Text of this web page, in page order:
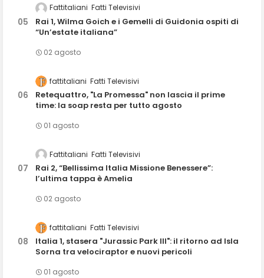
Fattitaliani Fatti Televisivi
Rai 1, Wilma Goich e i Gemelli di Guidonia ospiti di
“Un’estate italiana”
02 agosto
fattitaliani Fatti Televisivi
Retequattro, "La Promessa" non lascia il prime
time: la soap resta per tutto agosto
01 agosto
Fattitaliani Fatti Televisivi
Rai 2, “Bellissima Italia Missione Benessere”:
l’ultima tappa è Amelia
02 agosto
fattitaliani Fatti Televisivi
Italia 1, stasera "Jurassic Park III": il ritorno ad Isla
Sorna tra velociraptor e nuovi pericoli
01 agosto